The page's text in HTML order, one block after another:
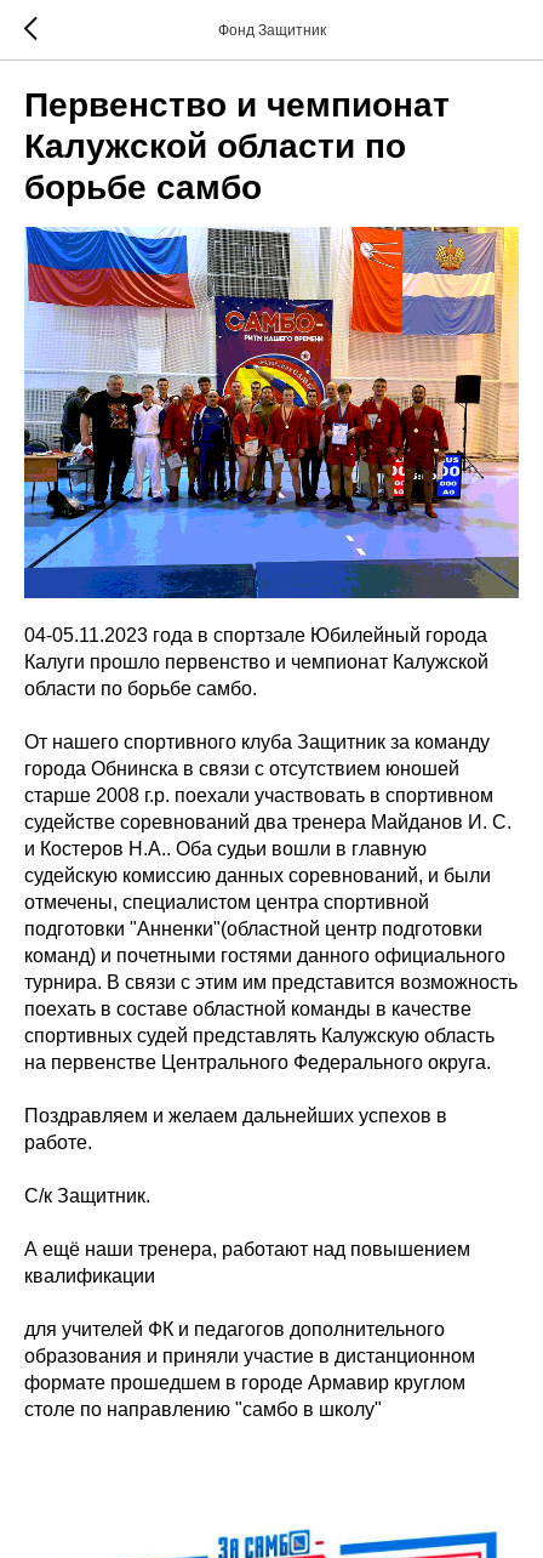
Фонд Защитник
Первенство и чемпионат
Калужской области по
борьбе самбо
04-05.11.2023 года в спортзале Юбилейный города
Калуги прошло первенство и чемпионат Калужской
области по борьбе самбо.
От нашего спортивного клуба Защитник за команду
города Обнинска в связи с отсутствием юношей
старше 2008 г.р. поехали участвовать в спортивном
судействе соревнований два тренера Майданов И. С.
и Костеров Н.А.. Оба судьи вошли в главную
судейскую комиссию данных соревнований, и были
отмечены, специалистом центра спортивной
подготовки "Анненки"(областной центр подготовки
команд) и почетными гостями данного официального
турнира. В связи с этим им представится возможность
поехать в составе областной команды в качестве
спортивных судей представлять Калужскую область
на первенстве Центрального Федерального округа.
Поздравляем и желаем дальнейших успехов в
работе.
С/к Защитник.
А ещё наши тренера, работают над повышением
квалификации
для учителей ФК и педагогов дополнительного
образования и приняли участие в дистанционном
формате прошедшем в городе Армавир круглом
столе по направлению "самбо в школу"